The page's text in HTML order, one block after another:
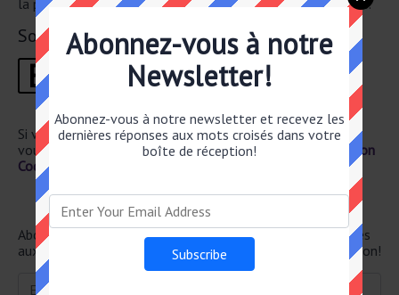
Solution
E 3 L O
Si vous avez déjà résolu cet indice de mots croisés et que
vous recherchez le poste principal, rendez-vous sur
Solution
CodyCross Le Puzzle du Jour Petit 27 Août 2025
Newsletter
Abonnez-vous ci-dessous et recevez les dernières réponses
aux mots croisés directement dans votre boîte de réception!
Abonnez-vous à notre
Newsletter!
Abonnez-vous à notre newsletter et recevez les
dernières réponses aux mots croisés dans votre
boîte de réception!